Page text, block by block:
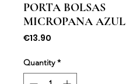
PORTA BOLSAS
MICROPANA AZUL
€13.90
Quantity *